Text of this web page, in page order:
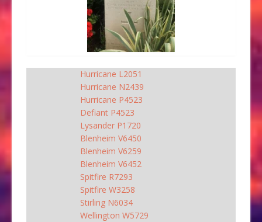
Hurricane L2051
Hurricane N2439
Hurricane P4523
Defiant P4523
Lysander P1720
Blenheim V6450
Blenheim V6259
Blenheim V6452
Spitfire R7293
Spitfire W3258
Stirling N6034
Wellington W5729